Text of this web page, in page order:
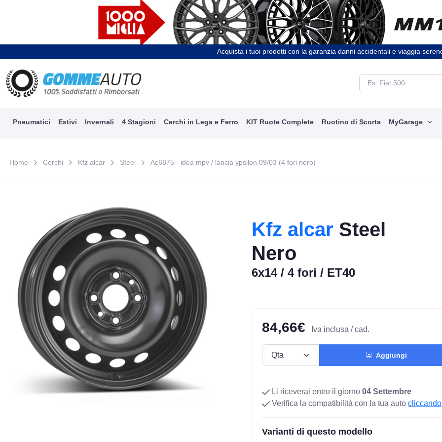
Acquista i tuoi prodotti con la garanzia danni accidentali e viaggia
Pneumatici Estivi Invernali 4 Stagioni Cerchi in Lega e Ferro KIT Ruote Complete Ruotino di Scorta MyGarage
Home Cerchi Kfz alcar Steel Ac6875 - idea mpv / lancia ypsilon 09/03 (4 fori nero)
Kfz alcar Steel
Nero
6x14 / 4 fori / ET40
84,66€ Iva inclusa / cad.
Aggiungi
Li riceverai entro il giorno04 Settembre
Verifica la compatibilità con la tua auto
Varianti di questo modello